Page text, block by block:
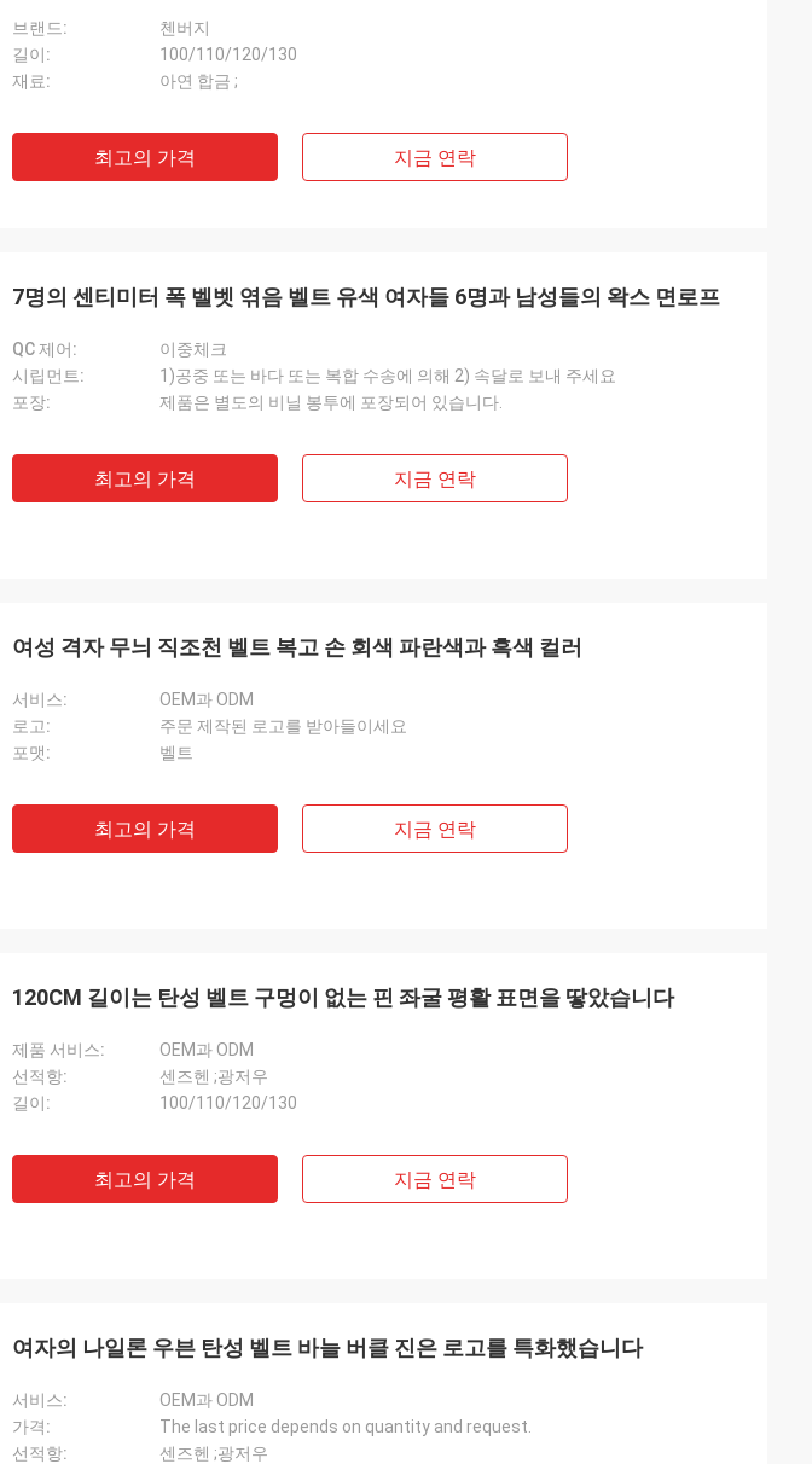
브랜드:
첸버지
길이:
100/110/120/130
재료:
아연 합금 ;
최고의 가격 지금 연락
7명의 센티미터 폭 벨벳 엮음 벨트 유색 여자들 6명과 남성들의 왁스 면로프
QC 제어:
이중체크
시립먼트:
1)공중 또는 바다 또는 복합 수송에 의해 2) 속달로 보내 주세요
포장:
제품은 별도의 비닐 봉투에 포장되어 있습니다.
최고의 가격 지금 연락
여성 격자 무늬 직조천 벨트 복고 손 회색 파란색과 흑색 컬러
서비스:
OEM과 ODM
로고:
주문 제작된 로고를 받아들이세요
포맷:
벨트
최고의 가격 지금 연락
120CM 길이는 탄성 벨트 구멍이 없는 핀 좌굴 평활 표면을 땋았습니다
제품 서비스:
OEM과 ODM
선적항:
센즈헨 ;광저우
길이:
100/110/120/130
최고의 가격 지금 연락
여자의 나일론 우븐 탄성 벨트 바늘 버클 진은 로고를 특화했습니다
서비스:
OEM과 ODM
가격:
The last price depends on quantity and request.
선적항:
센즈헨 ;광저우